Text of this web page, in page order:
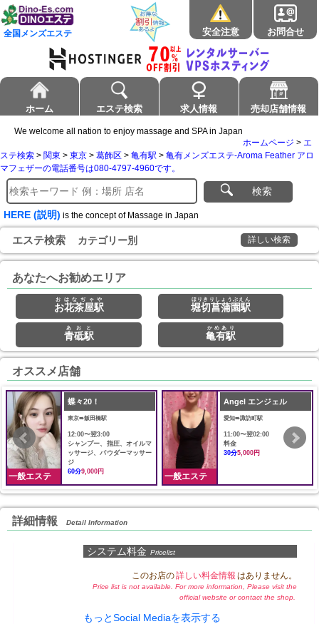
全国メンズエステ 安全注意 お問合せ
ホーム エステ検索 求人情報 売却店舗情報
We welcome all nation to enjoy massage and SPA in Japan
ホームページ > エ
ステ検索 > 関東 > 東京 > 葛飾区 > 亀有駅 > 亀有メンズエステ-Aroma Feather アロ
マフェザーの電話番号は080-4797-4960です。
検索
HERE (説明) is the concept of Massage in Japan
エステ検索 カテゴリー別 詳しい検索
あなたへお勧めエリア
お花茶屋駅
おはなぢゃや
堀切菖蒲園駅
ほりきりしょうぶえん
青砥駅
あおと
亀有駅
かめあり
オススメ店舗
一般エステ
蝶々20！
東京➠飯田橋駅
12:00〜翌3:00
シャンプー、指圧、オイルマ
ッサージ、パウダーマッサー
ジ
60分9,000円 一般エステ
Angel エンジェル
愛知➠諏訪町駅
11:00〜翌02:00
料金
30分5,000円
詳細情報 Detail Information
システム料金 Pricelist
このお店の詳しい料金情報 はありません。
Price list is not available. For more information, Please visit the
official website or contact the shop.
もっとSocial Mediaを表示する